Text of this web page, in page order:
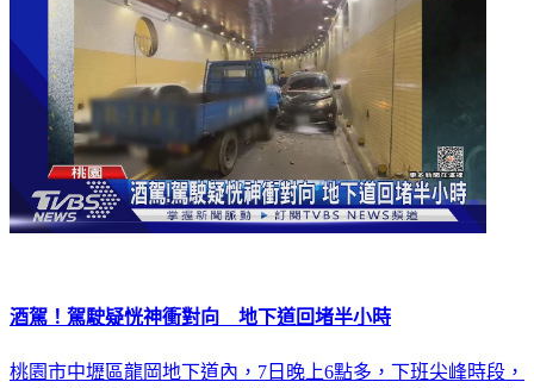
酒駕！駕駛疑恍神衝對向 地下道回堵半小時
桃園市中壢區龍岡地下道內，7日晚上6點多，下班尖峰時段，